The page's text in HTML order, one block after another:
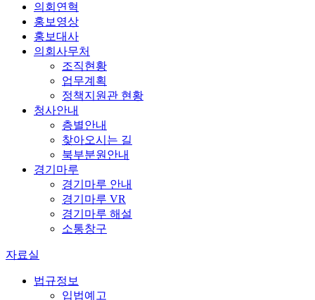
의회연혁
홍보영상
홍보대사
의회사무처
조직현황
업무계획
정책지원관 현황
청사안내
층별안내
찾아오시는 길
북부분원안내
경기마루
경기마루 안내
경기마루 VR
경기마루 해설
소통창구
자료실
법규정보
입법예고